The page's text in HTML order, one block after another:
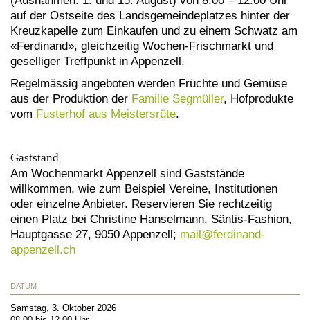
auf der Ostseite des Landsgemeindeplatzes hinter der
Kreuzkapelle zum Einkaufen und zu einem Schwatz am
«Ferdinand», gleichzeitig Wochen-Frischmarkt und
geselliger Treffpunkt in Appenzell.
Regelmässig angeboten werden Früchte und Gemüse
aus der Produktion der Familie Segmüller, Hofprodukte
vom Fusterhof aus Meistersrüte.
Gaststand
Am Wochenmarkt Appenzell sind Gaststände
willkommen, wie zum Beispiel Vereine, Institutionen
oder einzelne Anbieter. Reservieren Sie rechtzeitig
einen Platz bei Christine Hanselmann, Säntis-Fashion,
Hauptgasse 27, 9050 Appenzell; mail@ferdinand-
appenzell.ch
DATUM
Samstag, 3. Oktober 2026